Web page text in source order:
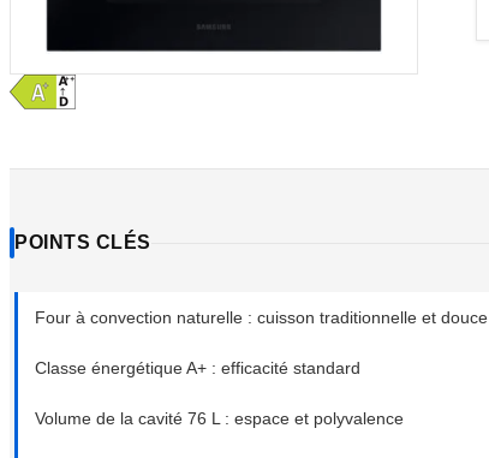
POINTS CLÉS
Four à convection naturelle : cuisson traditionnelle et douce
Classe énergétique A+ : efficacité standard
Volume de la cavité 76 L : espace et polyvalence